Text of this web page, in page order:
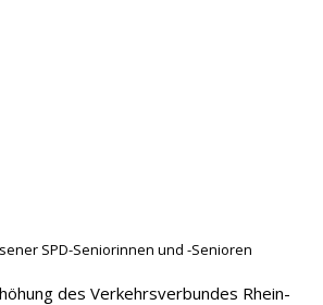
SPD-Seniorinnen und -Senioren
des Verkehrsverbundes Rhein-